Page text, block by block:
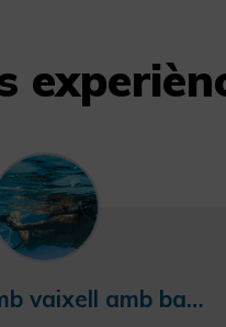
Excursió amb vaixell amb bany a València